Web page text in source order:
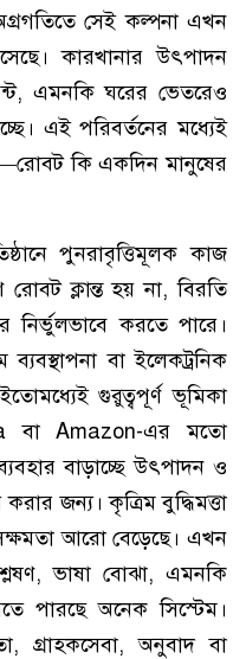
অগ্রগতিতে সেই কল্পনা এখন
কারখানার উৎপাদন
এমনকি ঘরের ভেতরেও
এই পরিবর্তনের মধ্যেই
কি একদিন মানুষের
পুনরাবৃত্তিমূলক কাজ
ক্লান্ত হয় না, বিরতি
করতে পারে।
বা ইলেকট্রনিক
গুরুত্বপূর্ণ ভূমিকা
বা Amazon-এর মতো
ব্যবহার বাড়াচ্ছে উৎপাদন ও
জন্য। কৃত্রিম বুদ্ধিমত্তা
আরো বেড়েছে। এখন
ভাষা বোঝা, এমনকি
পারছে অনেক সিস্টেম।
গ্রাহকসেবা, অনুবাদ বা